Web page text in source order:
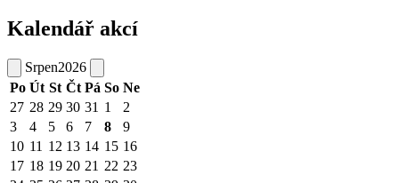
Kalendář akcí
Srpen2026
Po Út St Čt Pá So Ne
27 28 29 30 31 1
2
3
4 5 6 7 8
9
10 11 12 13 14 15 16
17 18 19 20 21 22 23